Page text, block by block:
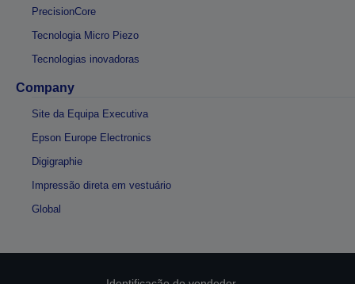
PrecisionCore
Tecnologia Micro Piezo
Tecnologias inovadoras
Company
Site da Equipa Executiva
Epson Europe Electronics
Digigraphie
Impressão direta em vestuário
Global